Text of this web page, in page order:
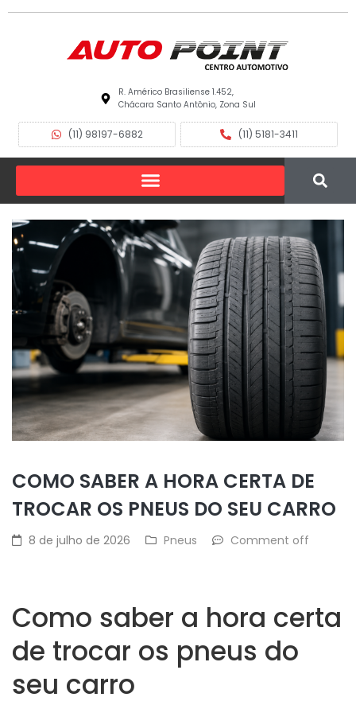
R. Américo Brasiliense 1.452,
Chácara Santo Antônio, Zona Sul
(11) 98197-6882 (11) 5181-3411
COMO SABER A HORA CERTA DE
TROCAR OS PNEUS DO SEU CARRO
8 de julho de 2026 Pneus Comment off
Como saber a hora certa
de trocar os pneus do
seu carro